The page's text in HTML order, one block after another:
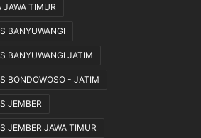
JAWA TIMUR
BANYUWANGI
BANYUWANGI JATIM
BONDOWOSO - JATIM
JEMBER
JEMBER JAWA TIMUR